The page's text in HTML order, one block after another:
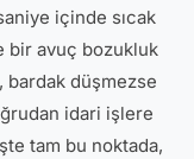
içinde sıcak
bir avuç bozukluk
bardak düşmezse
idari işlere
tam bu noktada,